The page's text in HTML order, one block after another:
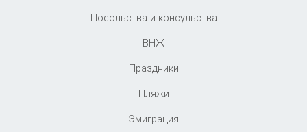
Посольства и консульства
ВНЖ
Праздники
Пляжи
Эмиграция